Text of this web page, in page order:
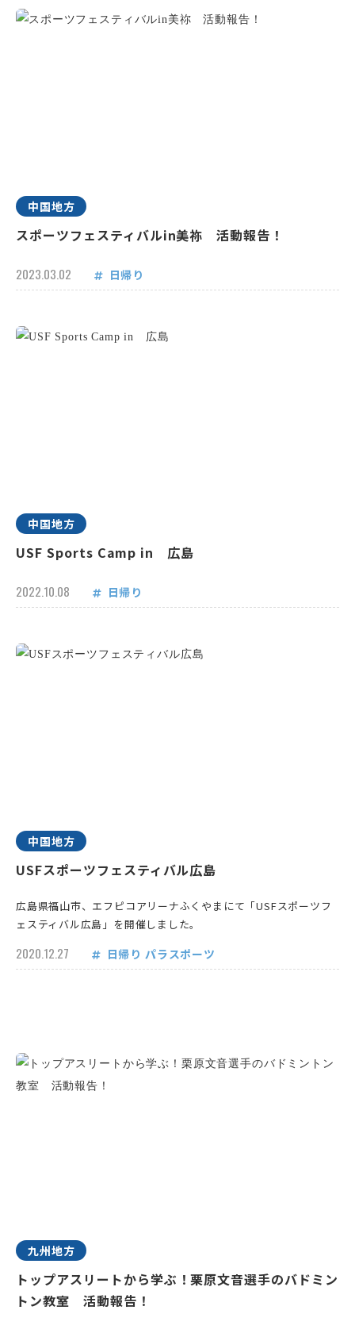
中国地方
スポーツフェスティバルin美祢 活動報告！
2023.03.02 日帰り
中国地方
USF Sports Camp in 広島
2022.10.08 日帰り
中国地方
USFスポーツフェスティバル広島
広島県福山市、エフピコアリーナふくやまにて「USFスポーツフ
ェスティバル広島」を開催しました。
2020.12.27 日帰り パラスポーツ
九州地方
トップアスリートから学ぶ！栗原文音選手のバドミン
トン教室 活動報告！